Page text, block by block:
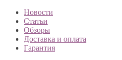
Новости
Статьи
Обзоры
Доставка и оплата
Гарантия